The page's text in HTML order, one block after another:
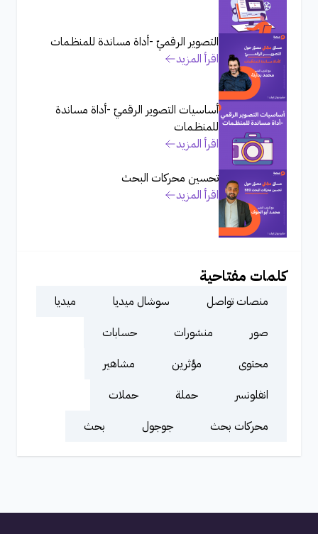
التصوير الرقميّ -أداة مساندة للمنظـمات
اقرأ المزيد
أساسيات التصوير الرقميّ -أداة مساندة
للمنظـمات
اقرأ المزيد
تحسين محركات البحث
اقرأ المزيد
كلمات مفتاحية
منصات تواصل سوشال ميديا
ميديا
صور
منشورات
حسابات
محتوى
مؤثرين
مشاهير
انفلونسر
حملة
حملات
محركات بحث
جوجول بحث